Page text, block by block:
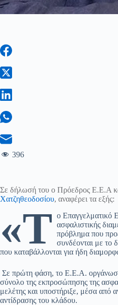
396
Σε δήλωσή του ο Πρόεδρος Ε.Ε.Α
Χατζηθεοδοσίου, αναφέρει τα εξής:
«Τ ο Επαγγελματικό
ασφαλιστικής
πρόβλημα που
συνδέονται με το
που καταβάλλονται για ήδη
Σε πρώτη φάση, το Ε.Ε.Α. οργάνωσε
σύνολο της εκπροσώπησης της
μελέτης και υποστήριξε, μέσα από
αντίδρασης του κλάδου.